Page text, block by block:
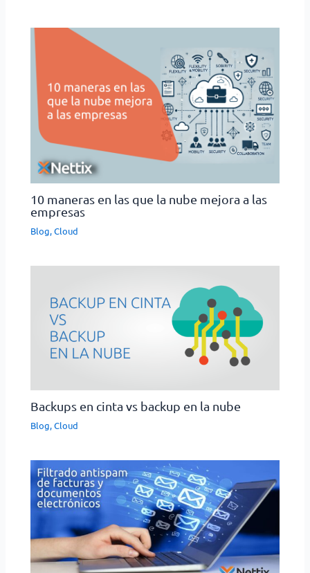
10 maneras en las que la nube mejora a las
empresas
Blog,Cloud
Backups en cinta vs backup en la nube
Blog,Cloud